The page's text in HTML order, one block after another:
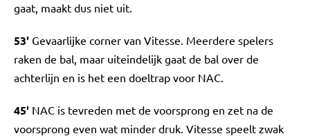
gaat, maakt dus niet uit.
53' Gevaarlijke corner van Vitesse. Meerdere spelers
raken de bal, maar uiteindelijk gaat de bal over de
achterlijn en is het een doeltrap voor NAC.
45' NAC is tevreden met de voorsprong en zet na de
voorsprong even wat minder druk. Vitesse speelt zwak